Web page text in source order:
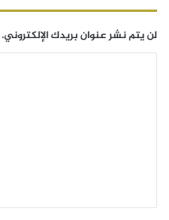
لن يتم نشر عنوان بريدك الإلكتروني.